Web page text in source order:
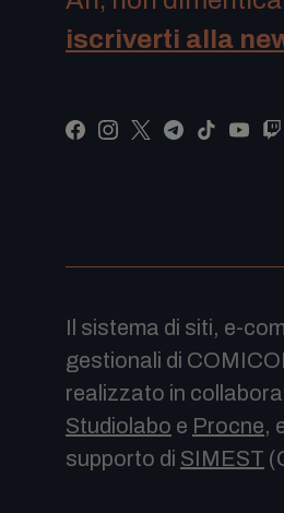
iscriverti alla
Il sistema di siti, e-
gestionali di
realizzato in
Studiolabo e Procne,
supporto di SIMEST